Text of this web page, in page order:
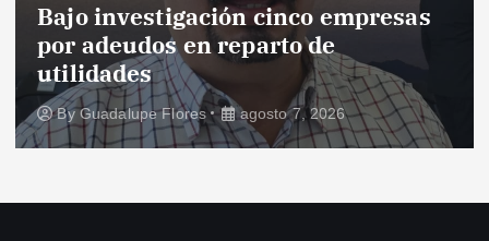
Bajo investigación cinco empresas
por adeudos en reparto de
utilidades
ByGuadalupe Flores agosto 7, 2026